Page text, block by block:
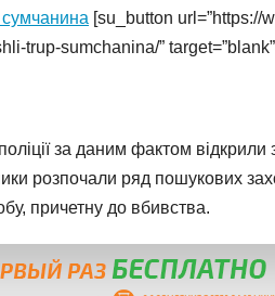
[su_button
trup-sumchanina/”
за даним фактом
розпочали ряд пошукових
причетну до вбивства.